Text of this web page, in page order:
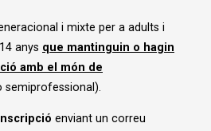
i mixte per a adults i
anys que mantinguin o hagin
amb el món de
semiprofessional).
enviant un correu